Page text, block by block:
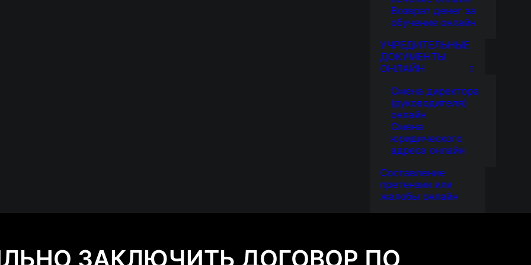
Возврат денег за
обучение онлайн
УЧРЕДИТЕЛЬНЫЕ
ДОКУМЕНТЫ
ОНЛАЙН
Смена директора
(руководителя)
онлайн
Смена
юридического
адреса онлайн
Составление
претензии или
жалобы онлайн
ЗАКЛЮЧИТЬ ДОГОВОР ПО